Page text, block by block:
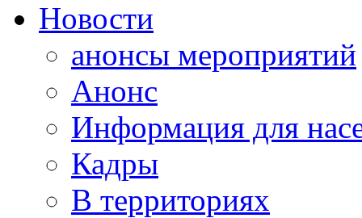
Новости
анонсы мероприятий
Анонс
Информация для
Кадры
В территориях